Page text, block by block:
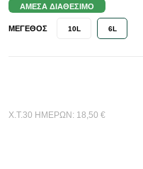
ΆΜΕΣΑ ΔΙΑΘΈΣΙΜΟ
ΜΈΓΕΘΟΣ 10L 6L
Χ.Τ.30 ΗΜΕΡΩΝ: 18,50 €